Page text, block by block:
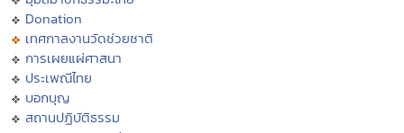
Donation
เทศกาลงานวัดช่วยชาติ
การเผยแผ่ศาสนา
ประเพณีไทย
บอกบุญ
สถานปฏิบัติธรรม